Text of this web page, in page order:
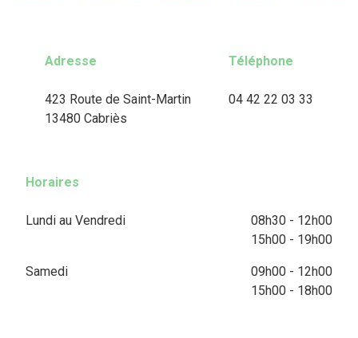
Adresse
423 Route de Saint-Martin
13480 Cabriès
Téléphone
04 42 22 03 33
Horaires
Lundi au Vendredi
08h30 - 12h00
15h00 - 19h00
Samedi
09h00 - 12h00
15h00 - 18h00